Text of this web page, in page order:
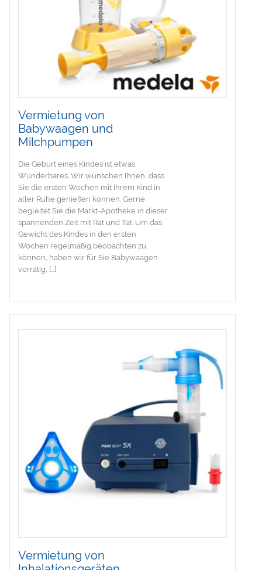
Vermietung von
Babywaagen und
Milchpumpen
Die Geburt eines Kindes ist etwas
Wunderbares. Wir wünschen Ihnen, dass
Sie die ersten Wochen mit Ihrem Kind in
aller Ruhe genießen können. Gerne
begleitet Sie die Markt-Apotheke in dieser
spannenden Zeit mit Rat und Tat. Um das
Gewicht des Kindes in den ersten
Wochen regelmäßig beobachten zu
können, haben wir für Sie Babywaagen
vorrätig, […]
Vermietung von